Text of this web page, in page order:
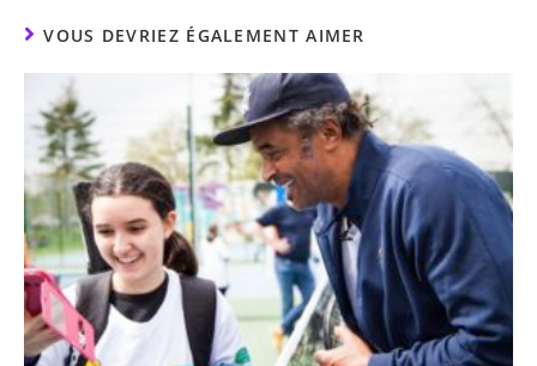
VOUS DEVRIEZ ÉGALEMENT AIMER